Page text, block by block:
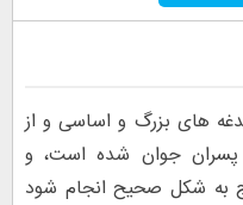
های بزرگ و اساسی و از
پسران جوان شده است، و
به شکل صحیح انجام شود